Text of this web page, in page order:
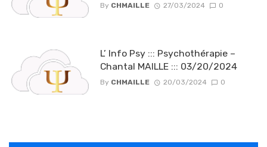
By CHMAILLE 27/03/2024 0
L’ Info Psy ::: Psychothérapie –
Chantal MAILLE ::: 03/20/2024
By CHMAILLE 20/03/2024 0